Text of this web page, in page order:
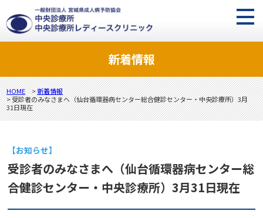
新着情報
HOME >新着情報
> 受診者のみなさまへ（仙台循環器病センター総合健診センター・中央診療所）3月
31日現在
【お知らせ】
受診者のみなさまへ（仙台循環器病センター総
合健診センター・中央診療所）3月31日現在